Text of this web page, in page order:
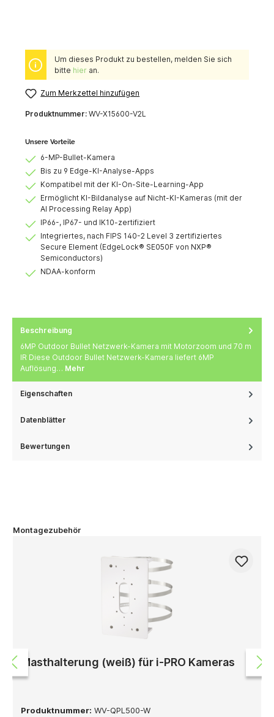
Um dieses Produkt zu bestellen, melden Sie sich
bitte hieran.
Zum Merkzettel hinzufügen
Produktnummer: WV-X15600-V2L
Unsere Vorteile
6-MP-Bullet-Kamera
Bis zu 9 Edge-KI-Analyse-Apps
Kompatibel mit der KI-On-Site-Learning-App
Ermöglicht KI-Bildanalyse auf Nicht-KI-Kameras (mit der
AI Processing Relay App)
IP66-, IP67- und IK10-zertifiziert
Integriertes, nach FIPS 140-2 Level 3 zertifiziertes
Secure Element (EdgeLock® SE050F von NXP®
Semiconductors)
NDAA-konform
Beschreibung
6MP Outdoor Bullet Netzwerk-Kamera mit Motorzoom und 70 m
IR Diese Outdoor Bullet Netzwerk-Kamera liefert 6MP
Auflösung… Mehr
Eigenschaften
Datenblätter
Bewertungen
Montagezubehör
Masthalterung (weiß) für i-PRO Kameras
Produktnummer: WV-QPL500-W